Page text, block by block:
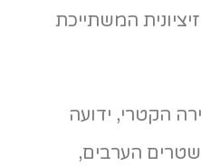
המשתייכת
הקטרי, ידועה
הערבים,